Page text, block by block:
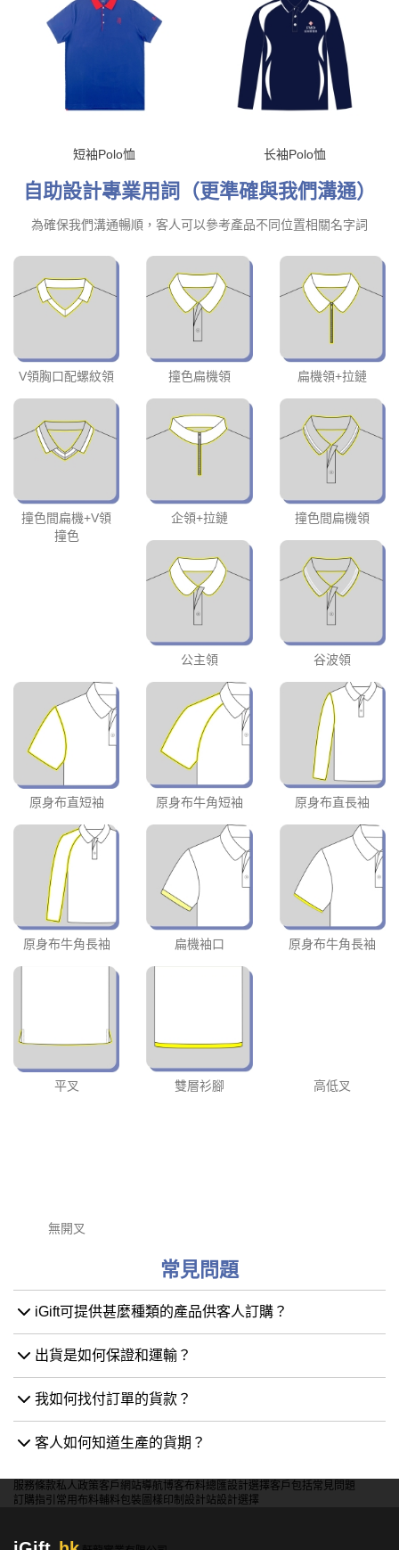
短袖Polo恤 长袖Polo恤
自助設計專業用詞（更準確與我們溝通）
為確保我們溝通暢順，客人可以參考產品不同位置相關名字詞
V領胸口配螺紋領 撞色扁機領 扁機領+拉鏈
撞色間扁機+V領
撞色
企領+拉鏈 撞色間扁機領
公主領 谷波領
原身布直短袖 原身布牛角短袖 原身布直長袖
原身布牛角長袖 扁機袖口 原身布牛角長袖
平叉 雙層衫腳 高低叉
無開叉
常見問題
iGift可提供甚麼種類的產品供客人訂購？
出貨是如何保證和運輸？
我如何找付訂單的貨款？
客人如何知道生產的貨期？
服務條款私人政策客戶 網站導航博客布料總匯設計選擇客戶包括常見問題
訂購指引 常用布料輔料包裝 圖樣印制 設計站設計選擇